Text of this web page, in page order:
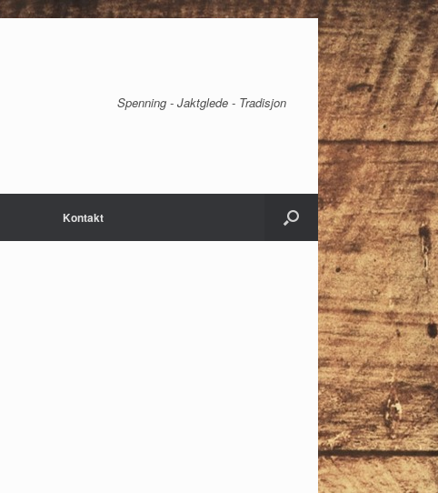
Spenning - Jaktglede - Tradisjon
Kontakt